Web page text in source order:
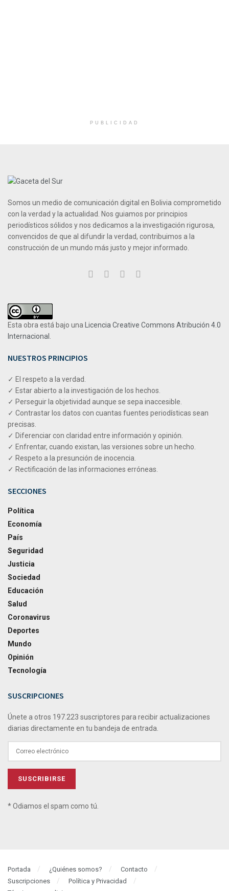
PUBLICIDAD
Somos un medio de comunicación digital en Bolivia comprometido
con la verdad y la actualidad. Nos guiamos por principios
periodísticos sólidos y nos dedicamos a la investigación rigurosa,
convencidos de que al difundir la verdad, contribuimos a la
construcción de un mundo más justo y mejor informado.
Esta obra está bajo una Licencia Creative Commons Atribución 4.0
Internacional .
NUESTROS PRINCIPIOS
✓ El respeto a la verdad.
✓ Estar abierto a la investigación de los hechos.
✓ Perseguir la objetividad aunque se sepa inaccesible.
✓ Contrastar los datos con cuantas fuentes periodísticas sean
precisas.
✓ Diferenciar con claridad entre información y opinión.
✓ Enfrentar, cuando existan, las versiones sobre un hecho.
✓ Respeto a la presunción de inocencia.
✓ Rectificación de las informaciones erróneas.
SECCIONES
Política
Economía
País
Seguridad
Justicia
Sociedad
Educación
Salud
Coronavirus
Deportes
Mundo
Opinión
Tecnología
SUSCRIPCIONES
Únete a otros 197.223 suscriptores para recibir actualizaciones
diarias directamente en tu bandeja de entrada.
* Odiamos el spam como tú.
Portada ¿Quiénes somos?
Contacto
Suscripciones
Política y Privacidad